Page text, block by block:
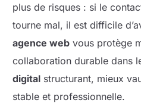
plus de risques : si le
tourne mal, il est difficile
agence web vous protège
collaboration durable dans
digital structurant, mieux
stable et professionnelle.